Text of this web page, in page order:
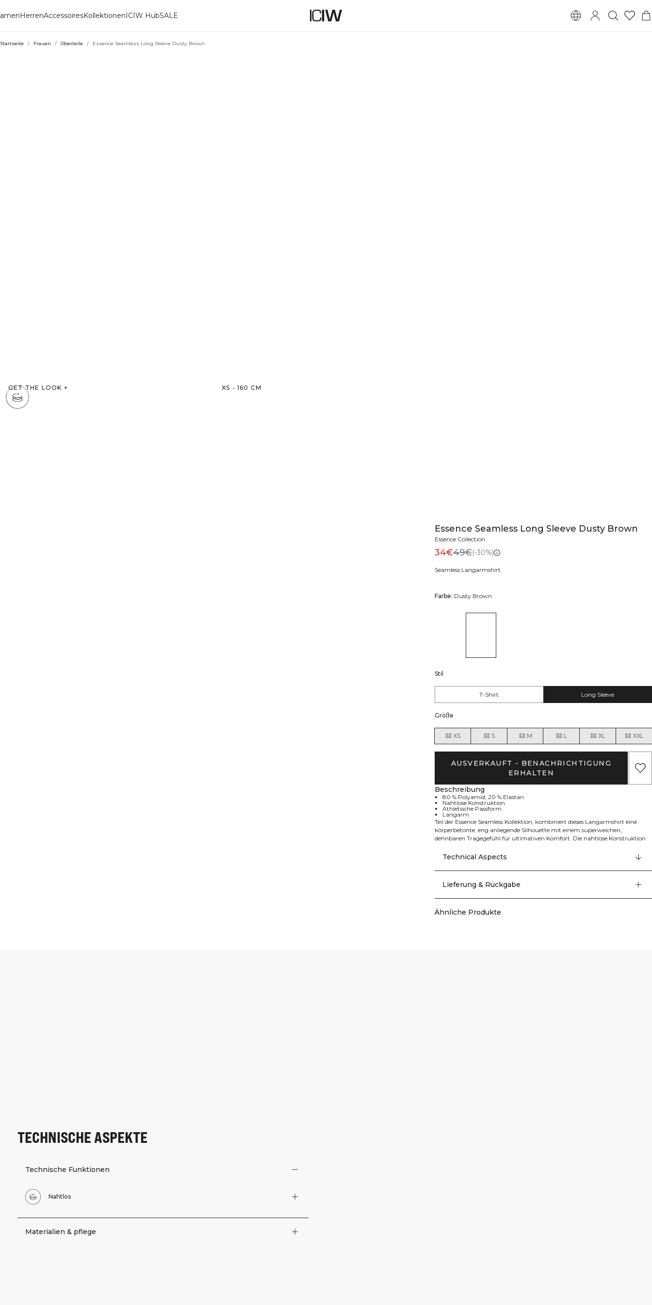
HerrenAccessoiresKollektionenICIW HubSALE
Startseite / Frauen / Oberteile / Essence Seamless Long Sleeve Dusty Brown
GET THE LOOK + XS - 160 CM
Essence Seamless Long Sleeve Dusty Brown
Essence Collection
34€49€(-30%)
Seamless Langarmshirt.
Farbe: Dusty Brown
Stil
T-Shirt Long Sleeve
Größe
XS S M L XL XXL
AUSVERKAUFT - BENACHRICHTIGUNG
ERHALTEN
Beschreibung
80 % Polyamid, 20 % Elastan
Nahtlose Konstruktion
Athletische Passform
Langarm
Teil der Essence Seamless Kollektion, kombiniert dieses Langarmshirt eine
körperbetonte, eng anliegende Silhouette mit einem superweichen,
dehnbaren Tragegefühl für ultimativen Komfort. Die nahtlose Konstruktion
macht es perfekt für Athleisure, zum Layering oder für sanfte Workouts.
Erhältlich in unifarbenen und melierten Varianten, gefertigt aus
hochwertigem Polyamid, Elastan und Polyester.
Technical Aspects
Lieferung & Rückgabe
Ähnliche Produkte
TECHNISCHE ASPEKTE
Technische Funktionen
Nahtlos
Materialien & pflege